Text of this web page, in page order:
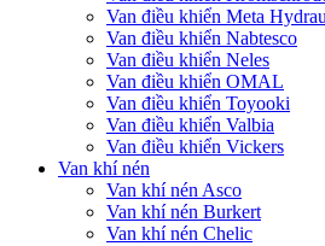
Van điều khiển Meta
Van điều khiển Nabtesco
Van điều khiển Neles
Van điều khiển OMAL
Van điều khiển Toyooki
Van điều khiển Valbia
Van điều khiển Vickers
Van khí nén
Van khí nén Asco
Van khí nén Burkert
Van khí nén Chelic